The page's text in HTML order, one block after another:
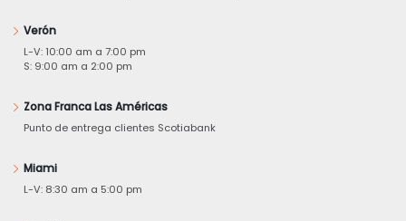
Verón
L-V: 10:00 am a 7:00 pm
S: 9:00 am a 2:00 pm
Zona Franca Las Américas
Punto de entrega clientes Scotiabank
Miami
L-V: 8:30 am a 5:00 pm